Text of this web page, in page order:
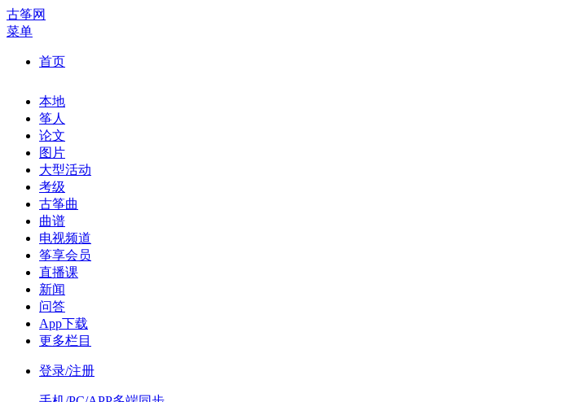
古筝网
菜单
首页
本地
筝人
论文
图片
大型活动
考级
古筝曲
曲谱
电视频道
筝享会员
直播课
新闻
问答
App下载
更多栏目
登录/注册